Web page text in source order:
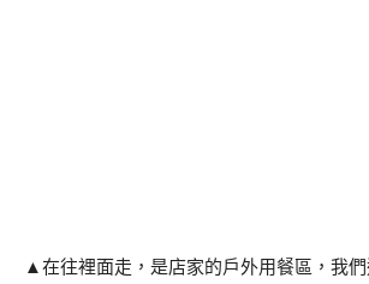
▲在往裡面走，是店家的戶外用餐區，我